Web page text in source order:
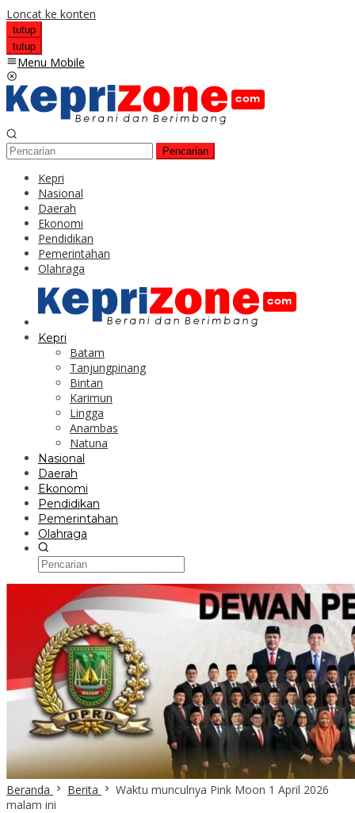
Loncat ke konten
tutup
tutup
Menu Mobile
Pencarian
Kepri
Nasional
Daerah
Ekonomi
Pendidikan
Pemerintahan
Olahraga
Kepri
Batam
Tanjungpinang
Bintan
Karimun
Lingga
Anambas
Natuna
Nasional
Daerah
Ekonomi
Pendidikan
Pemerintahan
Olahraga
Beranda Berita
Waktu munculnya Pink Moon 1 April 2026
malam ini